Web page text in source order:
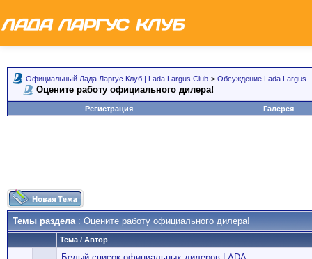
Официальный Лада Ларгус Клуб | Lada Largus Club > Обсуждение Lada Largus
Оцените работу официального дилера!
Регистрация Галерея
Темы раздела: Оцените работу официального дилера!
Тема / Автор